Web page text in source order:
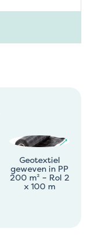
Geotextiel
geweven in PP
200 m² – Rol 2
x 100 m